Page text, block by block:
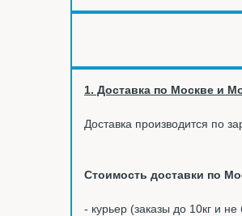
1. Доставка по Москве и
Доставка производится по
Стоимость доставки по
- курьер (заказы до 10кг и